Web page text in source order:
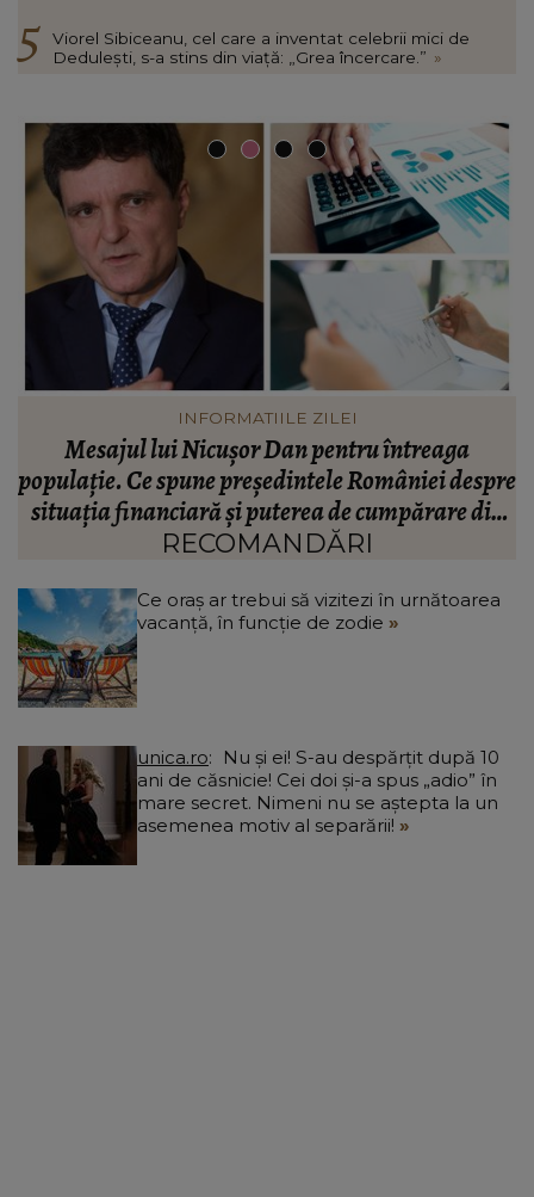
Viorel Sibiceanu, cel care a inventat celebrii mici de
Dedulești, s-a stins din viață: „Grea încercare.” »
VEDETE
Valentin Sanfira, acuzații despre infidelitate? Ce
mărturisiri a făcut artistul de muzică populară:
“Doi ochi ce m-au înșelat.”
RECOMANDĂRI
Ce oraș ar trebui să vizitezi în urnătoarea
vacanță, în funcție de zodie
unica.ro
ani de căsnicie! Cei doi și-a spus „adio” în
mare secret. Nimeni nu se aștepta la un
asemenea motiv al separării!